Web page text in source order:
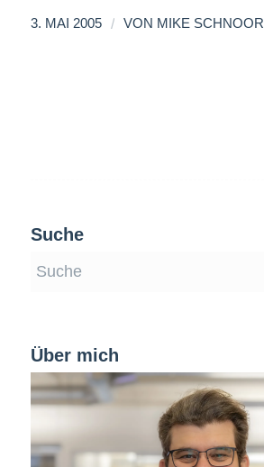
3. MAI 2005 / VON MIKE SCHNOOR
Suche
Über mich